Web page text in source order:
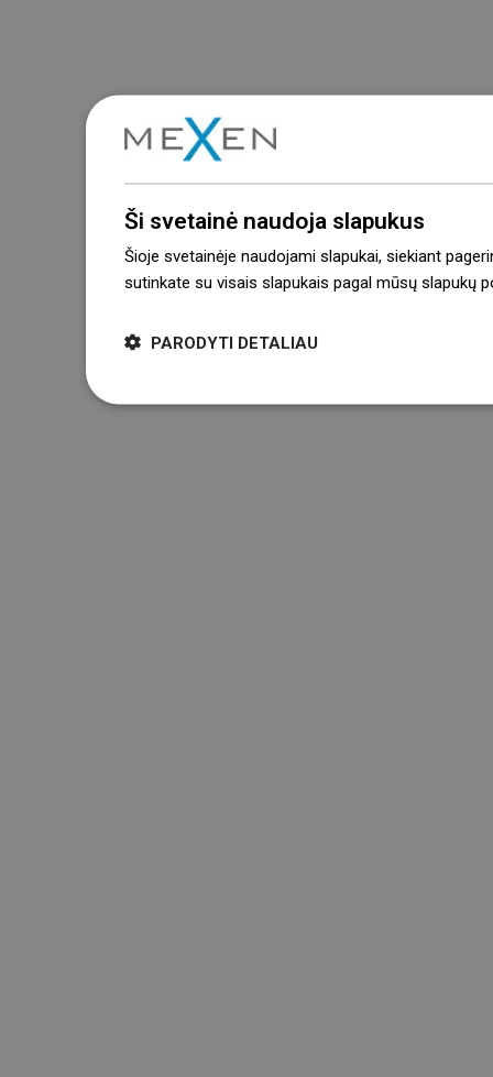
Ši svetainė naudoja slapukus
Šioje svetainėje naudojami slapukai, siekiant
sutinkate su visais slapukais pagal mūsų slapukų
PARODYTI DETALIAU